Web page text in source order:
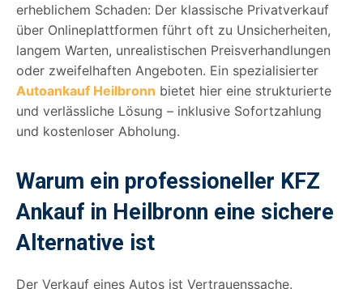
erheblichem Schaden: Der klassische Privatverkauf
über Onlineplattformen führt oft zu Unsicherheiten,
langem Warten, unrealistischen Preisverhandlungen
oder zweifelhaften Angeboten. Ein spezialisierter
Autoankauf Heilbronn bietet hier eine strukturierte
und verlässliche Lösung – inklusive Sofortzahlung
und kostenloser Abholung.
Warum ein professioneller KFZ
Ankauf in Heilbronn eine sichere
Alternative ist
Der Verkauf eines Autos ist Vertrauenssache.